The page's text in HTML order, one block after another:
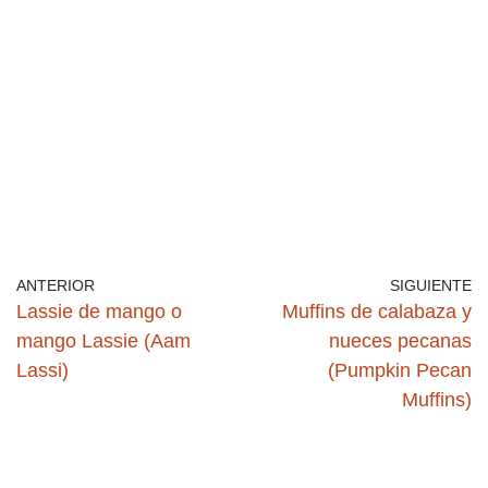
ANTERIOR
Lassie de mango o
mango Lassie (Aam
Lassi)
SIGUIENTE
Muffins de calabaza y
nueces pecanas
(Pumpkin Pecan
Muffins)